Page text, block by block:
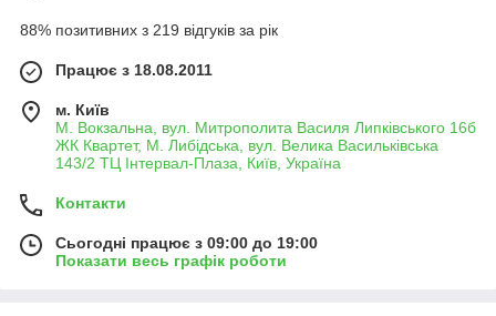
88% позитивних з 219 відгуків за рік
Працює з 18.08.2011
м. Київ
М. Вокзальна, вул. Митрополита Василя Липківського 16б
ЖК Квартет, М. Либідська, вул. Велика Васильківська
143/2 ТЦ Інтервал-Плаза, Київ, Україна
Контакти
Сьогодні працює з 09:00 до 19:00
Показати весь графік роботи